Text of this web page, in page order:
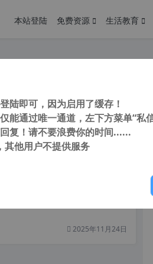
本站登陆 免费资源 生活教育
win8/win10(无局部英文）支持插件
注意：由于网站空间位于国
2025年11月25日
注意：由于网站空间位于国
2025年11月24日
陆即可，因为启用了缓存！
能通过唯一通道，左下方菜单“私
复！请不要浪费你的时间......
其他用户不提供服务